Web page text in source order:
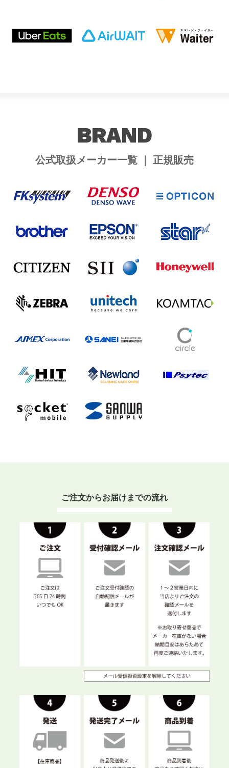
BRAND
公式取扱メーカー一覧 ｜ 正規販売
ご注文からお届けまでの流れ